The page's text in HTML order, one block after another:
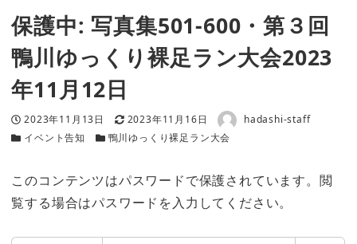
保護中: 写真集501-600・第３回
鴨川ゆっくり裸足ラン大会2023
年11月12日
投稿日
2023年11月13日 更新日
2023年11月16日 著者 hadashi-staff
カテゴリー
イベント告知 カテゴリー
鴨川ゆっくり裸足ラン大会
このコンテンツはパスワードで保護されています。閲
覧する場合はパスワードを入力してください。